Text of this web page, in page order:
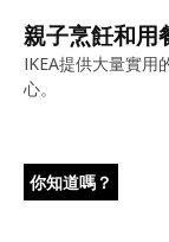
親子烹飪和用
IKEA提供大量實用
心。
你知道嗎？